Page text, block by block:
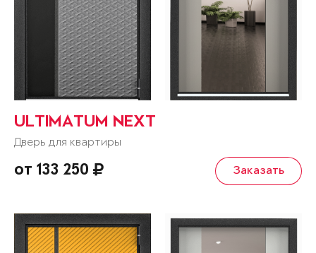
ULTIMATUM NEXT
Дверь для квартиры
от 133 250 Заказать